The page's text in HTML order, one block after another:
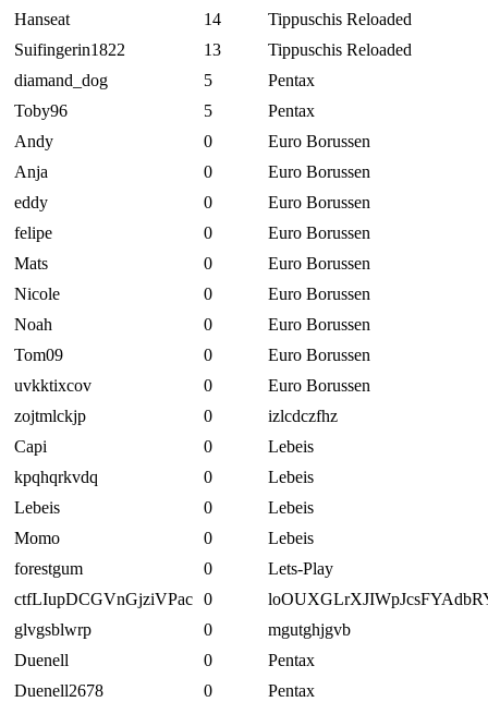
Hanseat
14
Tippuschis Reloaded
Suifingerin1822
13
Tippuschis Reloaded
diamand_dog
5
Pentax
Toby96
5
Pentax
Andy
0
Euro Borussen
Anja
0
Euro Borussen
eddy
0
Euro Borussen
felipe
0
Euro Borussen
Mats
0
Euro Borussen
Nicole
0
Euro Borussen
Noah
0
Euro Borussen
Tom09
0
Euro Borussen
uvkktixcov
0
Euro Borussen
zojtmlckjp
0
izlcdczfhz
Capi
0
Lebeis
kpqhqrkvdq
0
Lebeis
Lebeis
0
Lebeis
Momo
0
Lebeis
forestgum
0
Lets-Play
ctfLIupDCGVnGjziVPac 0
glvgsblwrp
0
mgutghjgvb
Duenell
0
Pentax
Duenell2678
0
Pentax